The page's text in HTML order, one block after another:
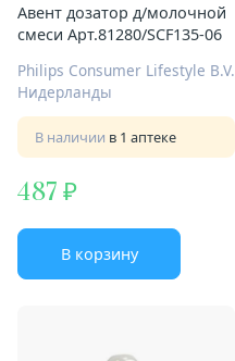
Авент дозатор д/молочной
смеси Арт.81280/SCF135-06
Philips Consumer Lifestyle B.V.
Нидерланды
В наличии в 1 аптеке
487
В корзину